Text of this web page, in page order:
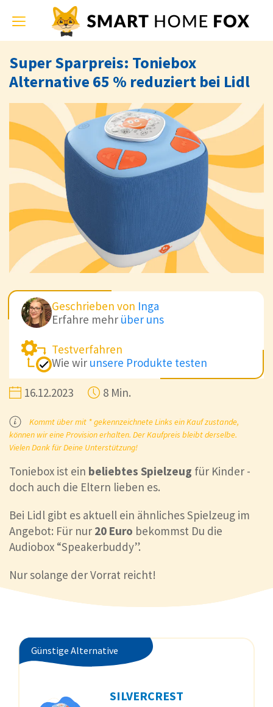
Toggle
navigation
Super Sparpreis: Toniebox
Alternative 65 % reduziert bei Lidl
Geschrieben von Inga
Erfahre mehr über uns
Testverfahren
Wie wir unsere Produkte testen
16.12.2023 8 Min.
Kommt über mit * gekennzeichnete Links ein Kauf zustande,
können wir eine Provision erhalten. Der Kaufpreis bleibt derselbe.
Vielen Dank für Deine Unterstützung!
Toniebox ist ein beliebtes Spielzeug für Kinder -
doch auch die Eltern lieben es.
Bei Lidl gibt es aktuell ein ähnliches Spielzeug im
Angebot: Für nur 20 Euro bekommst Du die
Audiobox “Speakerbuddy”.
Nur solange der Vorrat reicht!
Günstige Alternative
SILVERCREST